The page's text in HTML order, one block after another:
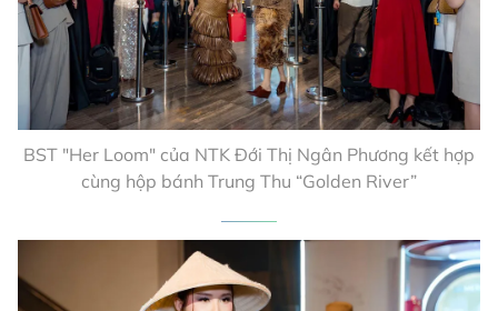
BST "Her Loom" của NTK Đới Thị Ngân Phương kết hợp
cùng hộp bánh Trung Thu “Golden River”